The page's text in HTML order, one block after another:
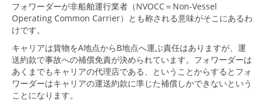
フォワーダーが非船舶運行業者（NVOCC＝Non-Vessel
Operating Common Carrier）とも称される意味がそこにあるわ
けです。
キャリアは貨物をA地点からB地点へ運ぶ責任はありますが、運
送約款で事故への補償免責が決められています。フォワーダーは
あくまでもキャリアの代理店である、ということからするとフォ
ワーダーはキャリアの運送約款に準じた補償しかできないという
ことになります。